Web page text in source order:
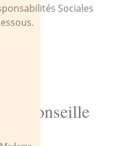
Sociales
conseille